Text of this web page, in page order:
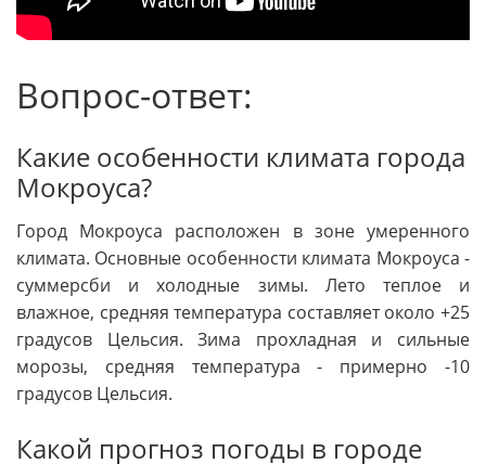
Вопрос-ответ:
Какие особенности климата города
Мокроуса?
Город Мокроуса расположен в зоне умеренного
климата. Основные особенности климата Мокроуса -
суммерсби и холодные зимы. Лето теплое и
влажное, средняя температура составляет около +25
градусов Цельсия. Зима прохладная и сильные
морозы, средняя температура - примерно -10
градусов Цельсия.
Какой прогноз погоды в городе